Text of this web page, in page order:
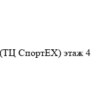
(ТЦ СпортEX) этаж 4